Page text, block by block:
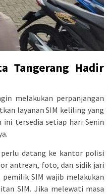
Tangerang Hadir
melakukan perpanjangan
layanan SIM keliling yang
ini tersedia setiap hari Senin
datang ke kantor polisi
antrean, foto, dan sidik jari
SIM wajib melakukan
SIM. Jika melewati masa